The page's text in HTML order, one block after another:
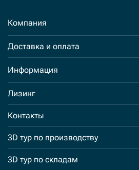
Компания
Доставка и оплата
Информация
Лизинг
Контакты
3D тур по производству
3D тур по складам